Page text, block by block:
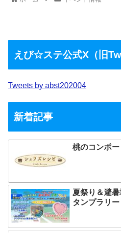
えび☆ステ公式X（旧
Tweets by abst202004
新着記事
桃のコンポ
夏祭り＆避
タンプラリー